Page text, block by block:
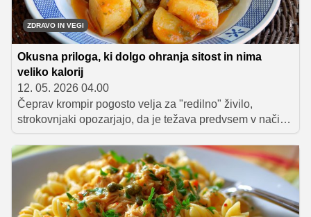
ZDRAVO IN VEGI
Okusna priloga, ki dolgo ohranja sitost in nima
veliko kalorij
12. 05. 2026 04.00
Čeprav krompir pogosto velja za "redilno" živilo,
strokovnjaki opozarjajo, da je težava predvsem v načinu
priprave. Kuhan ali pečen krompir brez odvečnih
maščob je zelo nasiten, vsebuje pomembna hranila in
ima razmeroma malo kalorij. Še posebej koristen je kot
del uravnoteženega obroka z beljakovinami in
zelenjavo.